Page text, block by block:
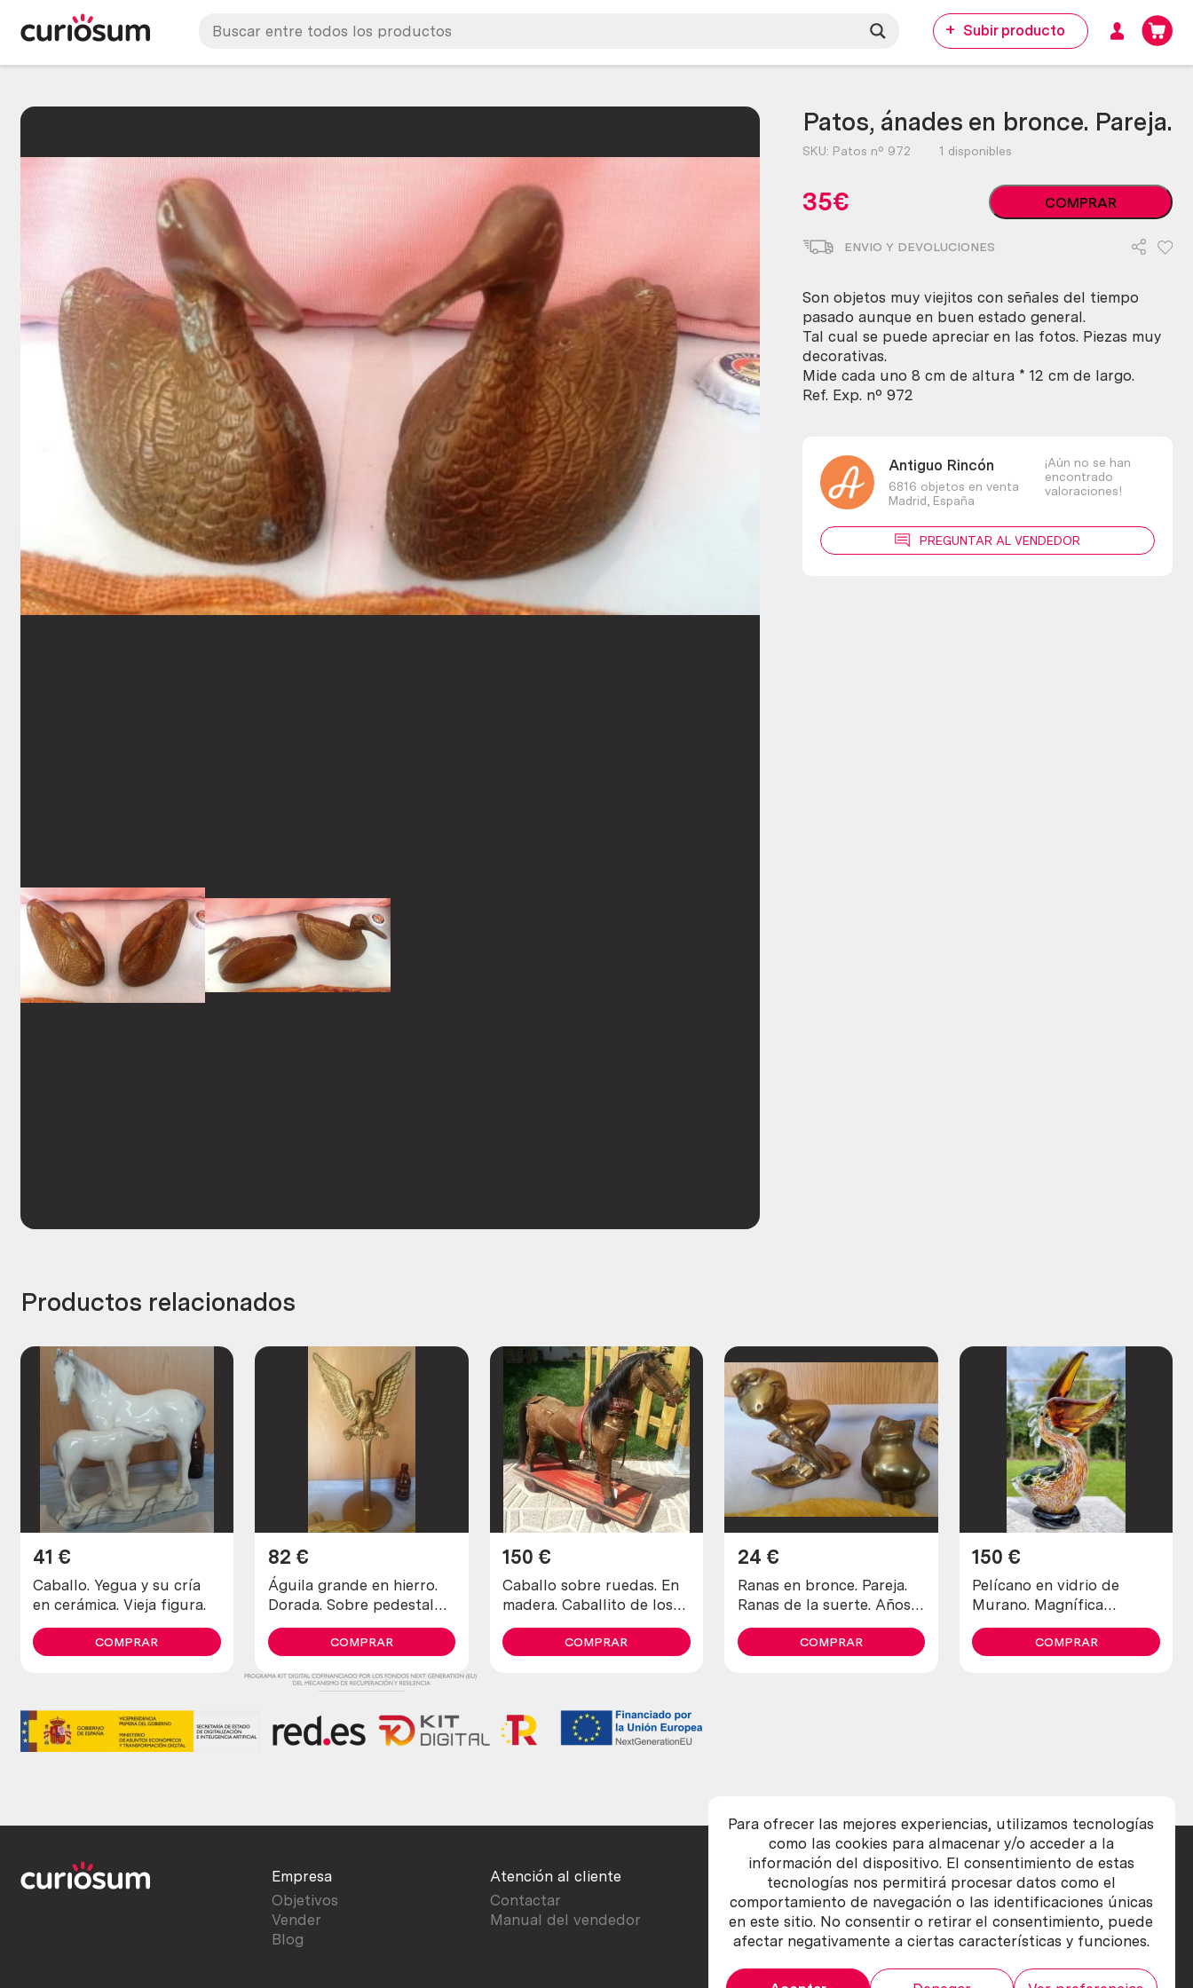
Para ofrecer las mejores experiencias, utilizamos tecnologías
como las cookies para almacenar y/o acceder a la
información del dispositivo. El consentimiento de estas
tecnologías nos permitirá procesar datos como el
comportamiento de navegación o las identificaciones únicas
en este sitio. No consentir o retirar el consentimiento, puede
afectar negativamente a ciertas características y funciones.
Subir producto
Patos, ánades en bronce. Pareja.
SKU: Patos nº 972 1 disponibles
35€
Patos,
ánades
bronce.
cantidad
COMPRAR
ENVIO Y DEVOLUCIONES
Son objetos muy viejitos con señales del tiempo
pasado aunque en buen estado general.
Tal cual se puede apreciar en las fotos. Piezas muy
decorativas.
Mide cada uno 8 cm de altura * 12 cm de largo.
Ref. Exp. nº 972
Antiguo Rincón
6816 objetos en venta
Madrid, España
¡Aún no se han
encontrado
valoraciones!
PREGUNTAR AL VENDEDOR
Productos relacionados
Caballo. Yegua y su cría
en cerámica. Vieja figura.
41 €
COMPRAR
Águila grande en hierro.
Dorada. Sobre pedestal
artesanal.
82 €
COMPRAR
Caballo sobre ruedas. En
madera. Caballito de los
años 50. Británico. Horse
rocker
150 €
COMPRAR
Ranas en bronce. Pareja.
Ranas de la suerte. Años
80. Frogs in bronze.
Couple
24 €
COMPRAR
Pelícano en vidrio de
Murano. Magnífica
escultura.
150 €
COMPRAR
Empresa
Objetivos
Vender
Blog
Atención al cliente
Contactar
Manual del vendedor